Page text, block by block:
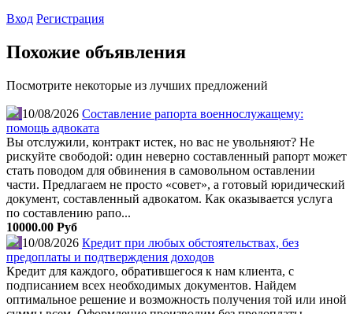
Вход Регистрация
Похожие объявления
Посмотрите некоторые из лучших предложений
10/08/2026 Составление рапорта военнослужащему:
помощь адвоката
Вы отслужили, контракт истек, но вас не увольняют? Не
рискуйте свободой: один неверно составленный рапорт может
стать поводом для обвинения в самовольном оставлении
части. Предлагаем не просто «совет», а готовый юридический
документ, составленный адвокатом. Как оказывается услуга
по составлению рапо...
10000.00 Руб
10/08/2026 Кредит при любых обстоятельствах, без
предоплаты и подтверждения доходов
Кредит для каждого, обратившегося к нам клиента, с
подписанием всех необходимых документов. Найдем
оптимальное решение и возможность получения той или иной